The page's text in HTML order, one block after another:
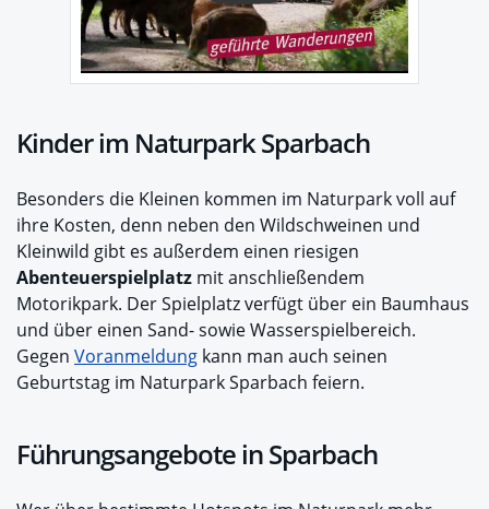
Kinder im Naturpark Sparbach
Besonders die Kleinen kommen im Naturpark voll auf
ihre Kosten, denn neben den Wildschweinen und
Kleinwild gibt es außerdem einen riesigen
Abenteuerspielplatz mit anschließendem
Motorikpark. Der Spielplatz verfügt über ein Baumhaus
und über einen Sand- sowie Wasserspielbereich.
Gegen Voranmeldung kann man auch seinen
Geburtstag im Naturpark Sparbach feiern.
Führungsangebote in Sparbach